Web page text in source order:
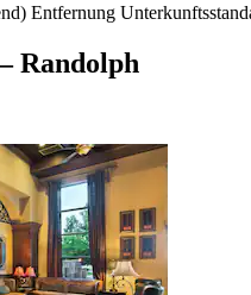
Entfernung
Randolph